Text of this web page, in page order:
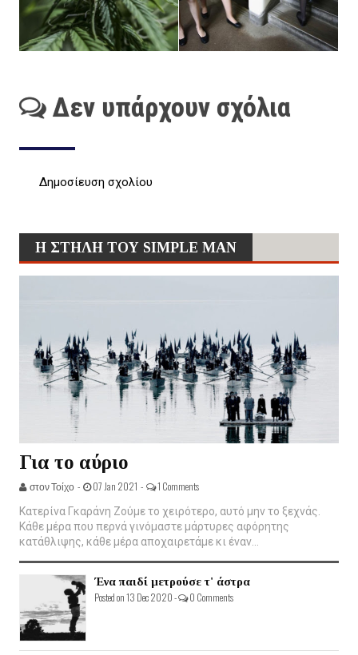
Δεν υπάρχουν σχόλια
Δημοσίευση σχολίου
Η ΣΤΗΛΗ ΤΟΥ SIMPLE MAN
Για το αύριο
στον Τοίχο - 07 Jan 2021 - 1 Comments
Κατερίνα Γκαράνη Ζούμε το χειρότερο, αυτό μην το ξεχνάς.
Κάθε μέρα που περνά γινόμαστε μάρτυρες αφόρητης
κατάθλιψης, κάθε μέρα αποχαιρετάμε κι έναν...
Ένα παιδί μετρούσε τ' άστρα
Posted on 13 Dec 2020 - 0 Comments